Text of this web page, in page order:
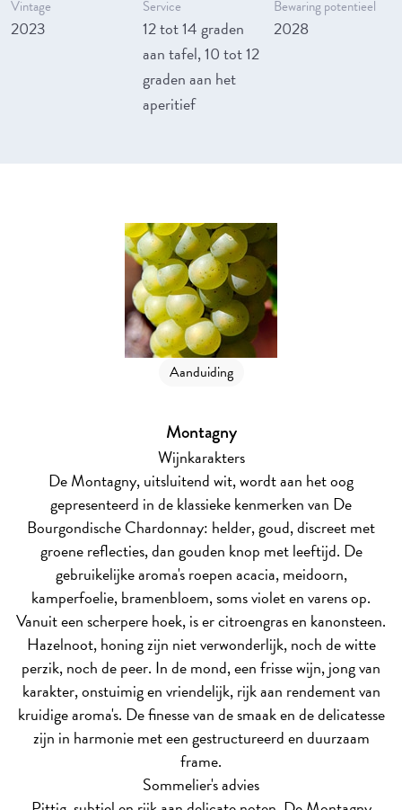
Vintage
2023
Service
12 tot 14 graden
aan tafel, 10 tot 12
graden aan het
aperitief
Bewaring potentieel
2028
Aanduiding
Montagny
Wijnkarakters
De Montagny, uitsluitend wit, wordt aan het oog
gepresenteerd in de klassieke kenmerken van De
Bourgondische Chardonnay: helder, goud, discreet met
groene reflecties, dan gouden knop met leeftijd. De
gebruikelijke aroma's roepen acacia, meidoorn,
kamperfoelie, bramenbloem, soms violet en varens op.
Vanuit een scherpere hoek, is er citroengras en kanonsteen.
Hazelnoot, honing zijn niet verwonderlijk, noch de witte
perzik, noch de peer. In de mond, een frisse wijn, jong van
karakter, onstuimig en vriendelijk, rijk aan rendement van
kruidige aroma's. De finesse van de smaak en de delicatesse
zijn in harmonie met een gestructureerd en duurzaam
frame.
Sommelier's advies